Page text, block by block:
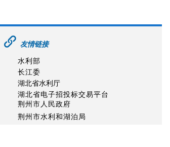
友情链接
水利部
长江委
湖北省水利厅
湖北省电子招投标交易平台
荆州市人民政府
荆州市水利和湖泊局